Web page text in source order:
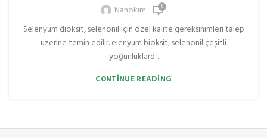
Nanokim 0
Selenyum dioksit, selenonil için özel kalite gereksinimleri talep
üzerine temin edilir. elenyum bioksit, selenonil çeşitli
yoğunluklard...
CONTINUE READING